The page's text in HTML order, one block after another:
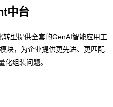
中台
型提供全套的GenAI智能应用工
块，为企业提供更先进、更匹配
组装问题。